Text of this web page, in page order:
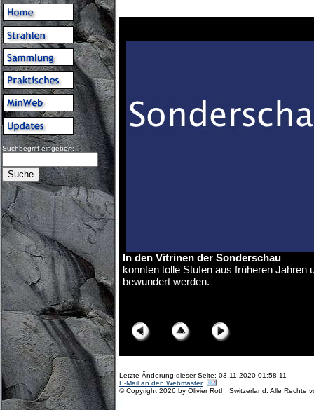
Suchbegriff eingeben:
In den Vitrinen der Sonderschau
konnten tolle Stufen aus früheren Jahren
bewundert werden.
Letzte Änderung dieser Seite: 03.11.2020 01:58:11
E-Mail an den Webmaster
© Copyright 2026 by Olivier Roth, Switzerland. Alle Rechte